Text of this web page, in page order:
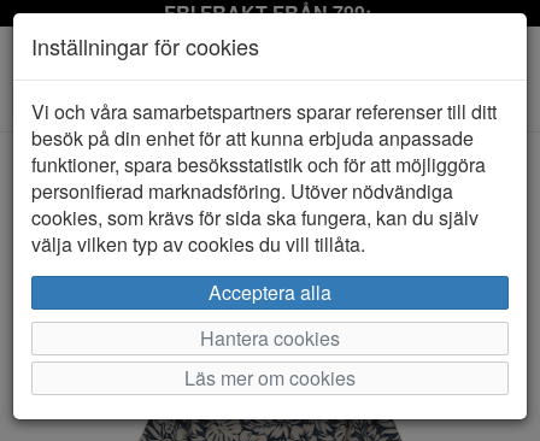
FRI FRAKT FRÅN 799:-
Toggle
navigation
HEM NAME IT
Inställningar för cookies
Vi och våra samarbetspartners sparar referenser till ditt
besök på din enhet för att kunna erbjuda anpassade
funktioner, spara besöksstatistik och för att möjliggöra
personifierad marknadsföring. Utöver nödvändiga
cookies, som krävs för sida ska fungera, kan du själv
välja vilken typ av cookies du vill tillåta.
Acceptera alla
Hantera cookies
Läs mer om cookies